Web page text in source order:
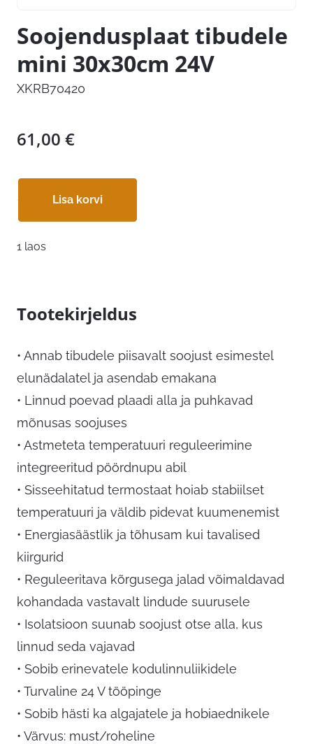
Soojendusplaat tibudele
mini 30x30cm 24V
XKRB70420
61,00 €
Lisa korvi
1 laos
Tootekirjeldus
• Annab tibudele piisavalt soojust esimestel
elunädalatel ja asendab emakana
• Linnud poevad plaadi alla ja puhkavad
mõnusas soojuses
• Astmeteta temperatuuri reguleerimine
integreeritud pöördnupu abil
• Sisseehitatud termostaat hoiab stabiilset
temperatuuri ja väldib pidevat kuumenemist
• Energiasäästlik ja tõhusam kui tavalised
kiirgurid
• Reguleeritava kõrgusega jalad võimaldavad
kohandada vastavalt lindude suurusele
• Isolatsioon suunab soojust otse alla, kus
linnud seda vajavad
• Sobib erinevatele kodulinnuliikidele
• Turvaline 24 V tööpinge
• Sobib hästi ka algajatele ja hobiaednikele
• Värvus: must/roheline